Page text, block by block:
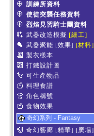
訓練所資料
使徒突襲任務資料
烈焰見習騎士團資料
武器改造模擬 [細工]
武器聚能 [效果] [材料]
製衣樣本
打鐵設計圖
可生產物品
料理食譜
角色稱號
食物效果
奇幻系列 - Fantasy
奇幻藝廊 [精華] [廣場]